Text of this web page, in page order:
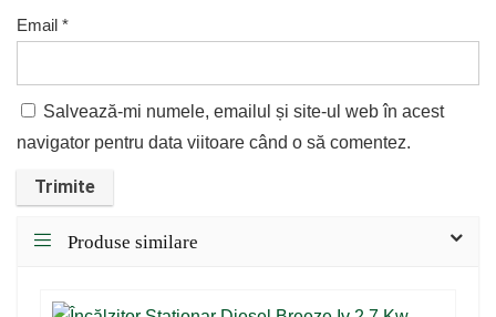
Email *
Salvează-mi numele, emailul și site-ul web în acest
navigator pentru data viitoare când o să comentez.
Produse similare